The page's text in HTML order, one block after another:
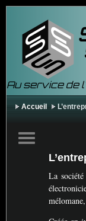
Au service de
Accueil
La